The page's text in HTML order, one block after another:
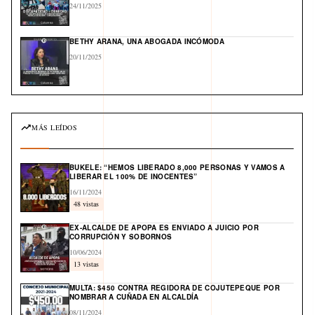
24/11/2025
BETHY ARANA, UNA ABOGADA INCÓMODA
20/11/2025
MÁS LEÍDOS
BUKELE: “HEMOS LIBERADO 8,000 PERSONAS Y VAMOS A
LIBERAR EL 100% DE INOCENTES”
16/11/2024
48 vistas
EX-ALCALDE DE APOPA ES ENVIADO A JUICIO POR
CORRUPCIÓN Y SOBORNOS
10/06/2024
13 vistas
MULTA: $450 CONTRA REGIDORA DE COJUTEPEQUE POR
NOMBRAR A CUÑADA EN ALCALDÍA
08/11/2024